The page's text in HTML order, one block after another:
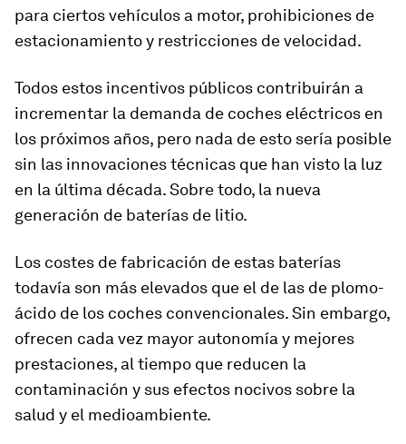
para ciertos vehículos a motor, prohibiciones de
estacionamiento y restricciones de velocidad.
Todos estos incentivos públicos contribuirán a
incrementar la demanda de coches eléctricos en
los próximos años, pero nada de esto sería posible
sin las innovaciones técnicas que han visto la luz
en la última década. Sobre todo, la nueva
generación de baterías de litio.
Los costes de fabricación de estas baterías
todavía son más elevados que el de las de plomo-
ácido de los coches convencionales. Sin embargo,
ofrecen cada vez mayor autonomía y mejores
prestaciones, al tiempo que reducen la
contaminación y sus efectos nocivos sobre la
salud y el medioambiente.